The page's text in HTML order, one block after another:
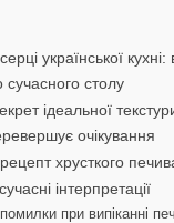
української кухні:
сучасного столу
ідеальної
очікування
хрусткого
інтерпретації
при випіканні